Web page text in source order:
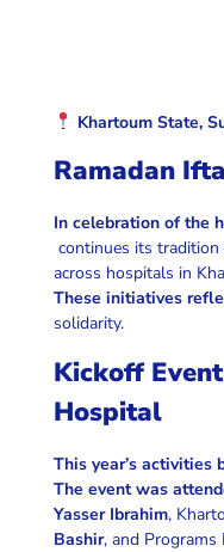
Khartoum State,
Ramadan
In celebration of the
continues its
across hospitals in
These initiatives
solidarity.
Kickoff
Hospital
This year’s activities
The event was
Yasser Ibrahim,
Bashir, and Programs